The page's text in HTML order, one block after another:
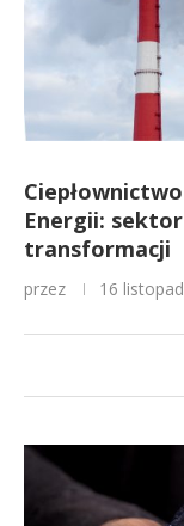
Energii:
transformacji
przez 16